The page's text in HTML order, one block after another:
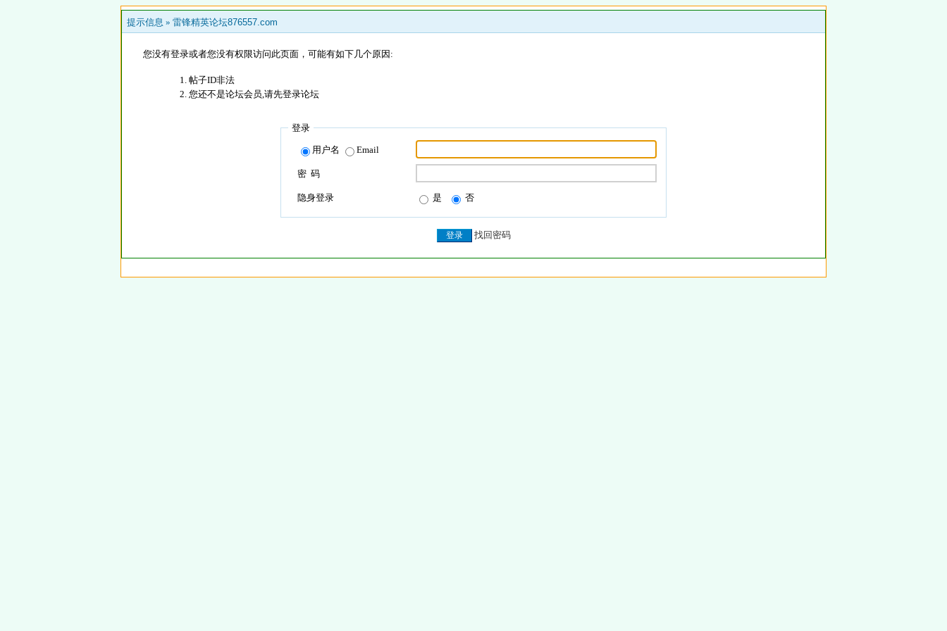
提示信息 » 雷锋精英论坛876557.com
您没有登录或者您没有权限访问此页面，可能有如下几个原因:
帖子ID非法
您还不是论坛会员,请先登录论坛
登录
用户名 Email
密 码
隐身登录 是 否
找回密码